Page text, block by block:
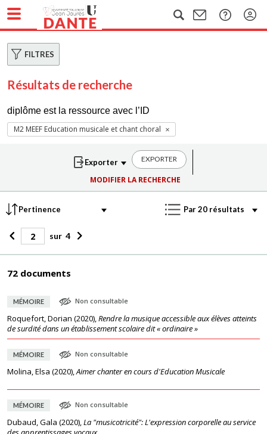
FILTRES
Résultats de recherche
diplôme est la ressource avec l’ID
M2 MEEF Education musicale et chant choral
EXPORTER
MODIFIER LA RECHERCHE
sur 4
72 documents
MÉMOIRE Non consultable
Roquefort, Dorian (2020),Rendre la musique accessible aux élèves atteints
de surdité dans un établissement scolaire dit « ordinaire »
MÉMOIRE Non consultable
Molina, Elsa (2020),Aimer chanter en cours d'Education Musicale
MÉMOIRE Non consultable
Dubaud, Gala (2020),La "musicotricité": L'expression corporelle au service